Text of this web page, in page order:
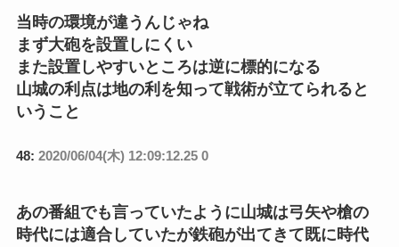
当時の環境が違うんじゃね
まず大砲を設置しにくい
また設置しやすいところは逆に標的になる
山城の利点は地の利を知って戦術が立てられると
いうこと
48: 2020/06/04(木) 12:09:12.25 0
あの番組でも言っていたように山城は弓矢や槍の
時代には適合していたが鉄砲が出てきて既に時代